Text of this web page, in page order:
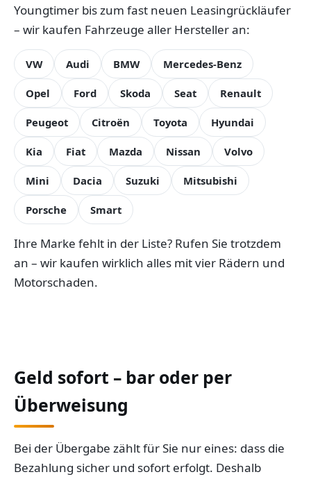
Youngtimer bis zum fast neuen Leasingrückläufer
– wir kaufen Fahrzeuge aller Hersteller an:
VW Audi BMW Mercedes-Benz
Opel Ford Skoda Seat Renault
Peugeot Citroën Toyota Hyundai
Kia Fiat Mazda Nissan Volvo
Mini Dacia Suzuki Mitsubishi
Porsche Smart
Ihre Marke fehlt in der Liste? Rufen Sie trotzdem
an – wir kaufen wirklich alles mit vier Rädern und
Motorschaden.
Geld sofort – bar oder per
Überweisung
Bei der Übergabe zählt für Sie nur eines: dass die
Bezahlung sicher und sofort erfolgt. Deshalb